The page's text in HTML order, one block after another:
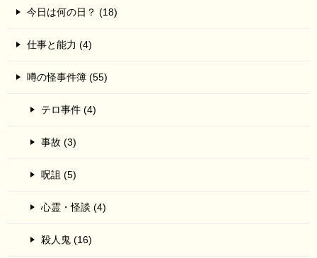
今日は何の日？ (18)
仕事と能力 (4)
噂の怪事件簿 (55)
テロ事件 (4)
事故 (3)
呪詛 (5)
心霊・怪談 (4)
殺人鬼 (16)